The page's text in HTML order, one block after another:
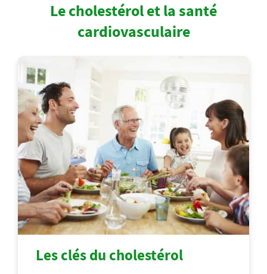
Le cholestérol et la santé
cardiovasculaire
Les clés du cholestérol